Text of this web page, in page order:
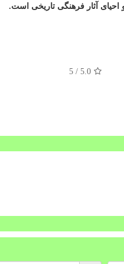
آثار فرهنگی تاریخی است.
5.0
/ 5